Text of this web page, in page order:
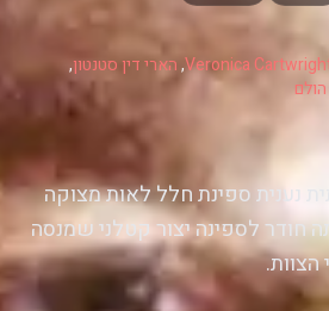
Veronica
,הארי דין סטנטון,
נענית ספינת חלל לאות מצוקה
חודר לספינה יצור קטלני שמנסה